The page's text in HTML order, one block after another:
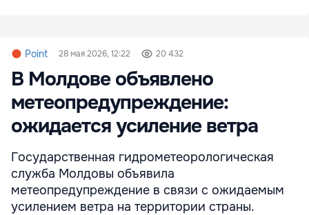
Point 28 мая 2026, 12:22 20 432
В Молдове объявлено
метеопредупреждение:
ожидается усиление ветра
Государственная гидрометеорологическая
служба Молдовы объявила
метеопредупреждение в связи с ожидаемым
усилением ветра на территории страны.